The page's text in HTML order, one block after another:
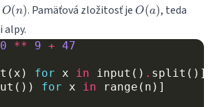
O(n)
O(n). Pamäťová zložitosť jeO(a)
O(a), teda
alpy.
** 9 + 47
( x ) for x in input () . split ()]
()) for x in range ( n )]